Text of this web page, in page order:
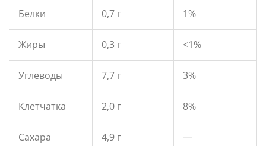
Белки 0,7 г 1%
Жиры 0,3 г <1%
Углеводы 7,7 г 3%
Клетчатка 2,0 г 8%
Сахара
4,9 г —